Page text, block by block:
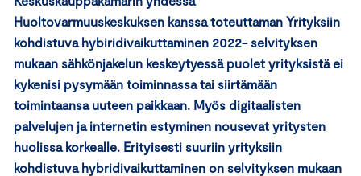
Huoltovarmuuskeskuksen kanssa toteuttaman Yrityksiin
kohdistuva hybiridivaikuttaminen 2022- selvityksen
mukaan sähkönjakelun keskeytyessä puolet yrityksistä ei
kykenisi pysymään toiminnassa tai siirtämään
toimintaansa uuteen paikkaan. Myös digitaalisten
palvelujen ja internetin estyminen nousevat yritysten
huolissa korkealle. Erityisesti suuriin yrityksiin
kohdistuva hybridivaikuttaminen on selvityksen mukaan